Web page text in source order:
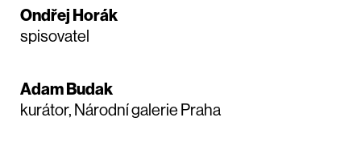
Ondřej Horák
spisovatel
Adam Budak
kurátor, Národní galerie Praha